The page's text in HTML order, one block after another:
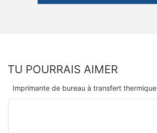
TU POURRAIS AIMER
Imprimante de bureau à transfert thermique